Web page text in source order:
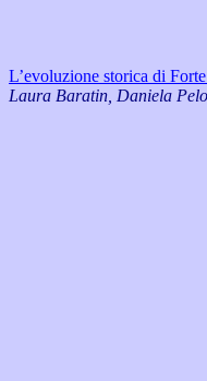
L’evoluzione storica di
Laura Baratin, Daniela